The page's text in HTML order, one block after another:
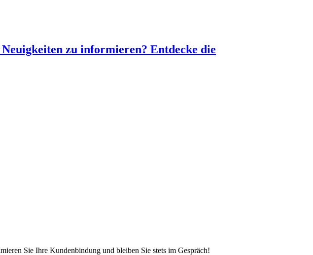
zu informieren? Entdecke die
Sie Ihre Kundenbindung und bleiben Sie stets im Gespräch!